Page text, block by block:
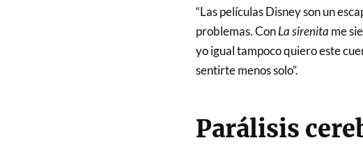
“Las películas Disney son un
problemas. ConLa sirenita me
yo igual tampoco quiero este
sentirte menos solo”.
Parálisis